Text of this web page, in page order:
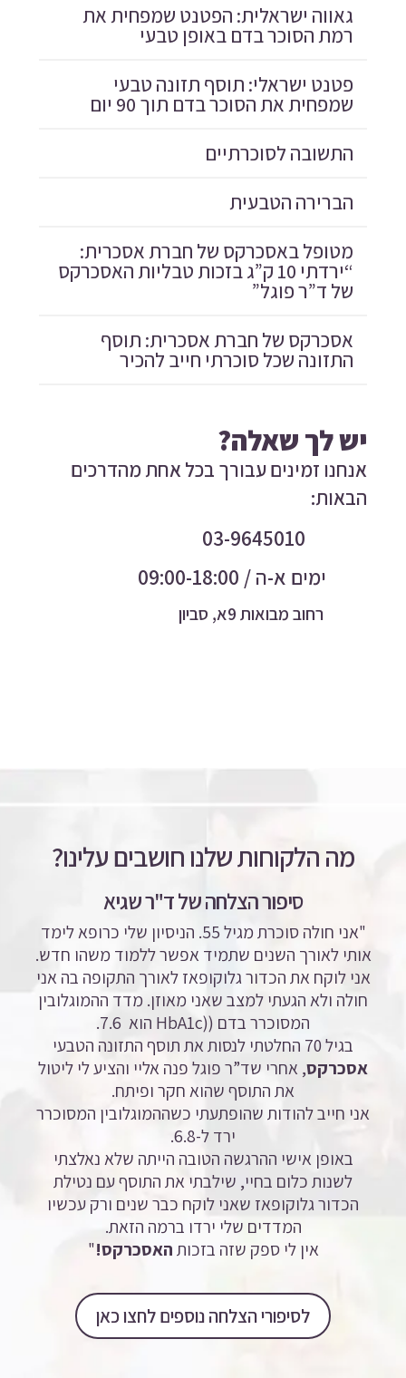
גאווה ישראלית: הפטנט שמפחית את
רמת הסוכר בדם באופן טבעי
פטנט ישראלי: תוסף תזונה טבעי
שמפחית את הסוכר בדם תוך 90 יום
התשובה לסוכרתיים
הברירה הטבעית
מטופל באסכרקס של חברת אסכרית:
“ירדתי 10 ק”ג בזכות טבליות האסכרקס
של ד”ר פוגל”
אסכרקס של חברת אסכרית: תוסף
התזונה שכל סוכרתי חייב להכיר
יש לך שאלה?
אנחנו זמינים עבורך בכל אחת מהדרכים
הבאות:
03-9645010
ימים א-ה / 09:00-18:00
רחוב מבואות 9א, סביון
מה הלקוחות שלנו חושבים עלינו?
סיפור הצלחה של ד"ר שגיא
"אני חולה סוכרת מגיל 55. הניסיון שלי כרופא לימד
אותי לאורך השנים שתמיד אפשר ללמוד משהו חדש.
אני לוקח את הכדור גלוקופאז לאורך התקופה בה אני
חולה ולא הגעתי למצב שאני מאוזן. מדד ההמוגלובין
המסוכרר בדם ((HbA1c
הוא 7.6.
בגיל 70 החלטתי לנסות את תוסף התזונה הטבעי
אסכרקס, אחרי שד”ר פוגל פנה אליי והציע לי ליטול
את התוסף שהוא חקר ופיתח.
אני חייב להודות שהופתעתי כשההמוגלובין המסוכרר
ירד ל-6.8.
באופן אישי ההרגשה הטובה הייתה שלא נאלצתי
לשנות כלום בחיי, שילבתי את התוסף עם נטילת
הכדור גלוקופאז שאני לוקח כבר שנים ורק עכשיו
המדדים שלי ירדו ברמה הזאת.
אין לי ספק שזה בזכותהאסכרקס!"
לסיפורי הצלחה נוספים לחצו כאן